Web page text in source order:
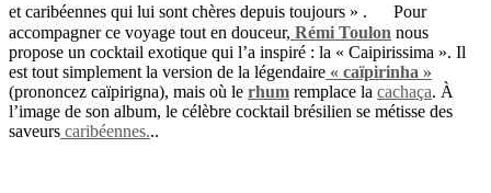
et caribéennes qui lui sont chères depuis toujours » . Pour
accompagner ce voyage tout en douceur, Rémi Toulon nous
propose un cocktail exotique qui l’a inspiré : la « Caipirissima ». Il
est tout simplement la version de la légendaire « caïpirinha »
(prononcez caïpirigna), mais où le rhum remplace la cachaça. À
l’image de son album, le célèbre cocktail brésilien se métisse des
saveurs caribéennes...